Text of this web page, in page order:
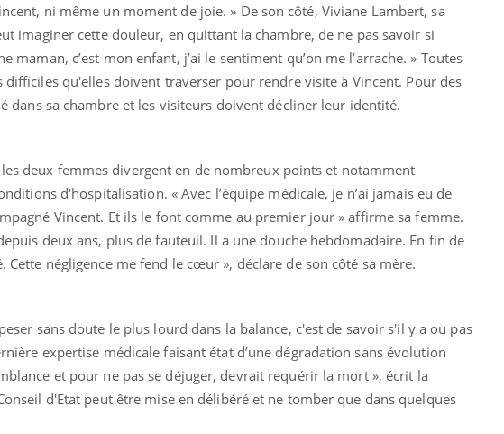
ni même un moment de joie. » De son côté, Viviane Lambert, sa
imaginer cette douleur, en quittant la chambre, de ne pas savoir si
maman, c’est mon enfant, j’ai le sentiment qu’on me l’arrache. » Toutes
qu'elles doivent traverser pour rendre visite à Vincent. Pour des
dans sa chambre et les visiteurs doivent décliner leur identité.
deux femmes divergent en de nombreux points et notamment
d'hospitalisation. « Avec l’équipe médicale, je n’ai jamais eu de
Vincent. Et ils le font comme au premier jour » affirme sa femme.
deux ans, plus de fauteuil. Il a une douche hebdomadaire. En fin de
Cette négligence me fend le cœur », déclare de son côté sa mère.
sans doute le plus lourd dans la balance, c'est de savoir s'il y a ou pas
expertise médicale faisant état d’une dégradation sans évolution
et pour ne pas se déjuger, devrait requérir la mort », écrit la
d'Etat peut être mise en délibéré et ne tomber que dans quelques